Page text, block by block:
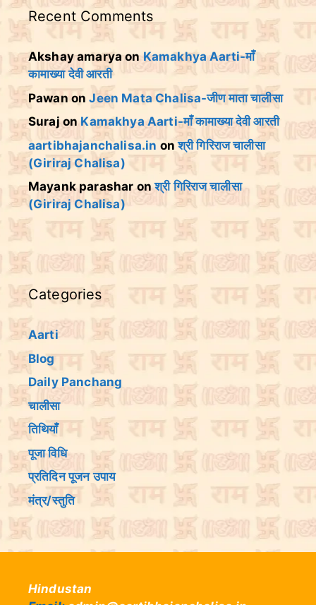
Recent Comments
Akshay amarya onKamakhya Aarti-माँ
कामाख्या देवी आरती
Pawan onJeen Mata Chalisa-जीण माता चालीसा
SurajonKamakhya Aarti-माँ कामाख्या देवी आरती
aartibhajanchalisa.in onश्री गिरिराज चालीसा
(Giriraj Chalisa)
Mayank parashar onश्री गिरिराज चालीसा
(Giriraj Chalisa)
Categories
Aarti
Blog
Daily Panchang
चालीसा
तिथियांँ
पूजा विधि
प्रतिदिन पूजन उपाय
मंत्र/स्तुति
Hindustan